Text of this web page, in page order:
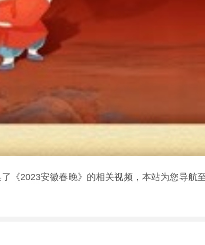
《2023安徽春晚》的相关视频，本站为您导航